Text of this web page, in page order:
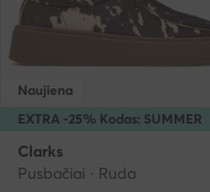
EXTRA -25% Kodas: SUMMER
Naujiena
Clarks
Pusbačiai · Ruda